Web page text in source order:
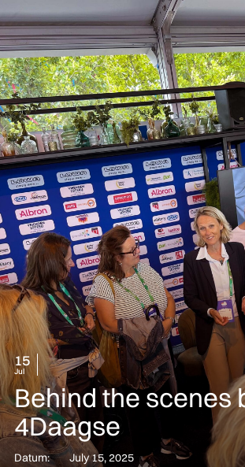
15
Jul
Behind the scenes
4Daagse
Datum:
July 15, 2025